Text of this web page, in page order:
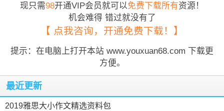
现只需98开通VIP会员就可以免费下载所有资源！
机会难得 错过就没有了
【 点我咨询，开通免费下载！】
提示：在电脑上打开本站 www.youxuan68.com 下载更
方便。
最近更新
2019雅思大小作文精选资料包